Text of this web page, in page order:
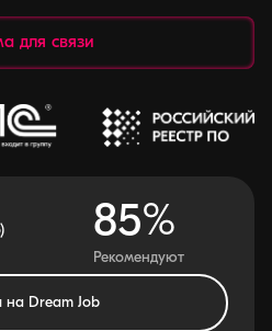
для связи
85%
Рекомендуют
на Dream Job